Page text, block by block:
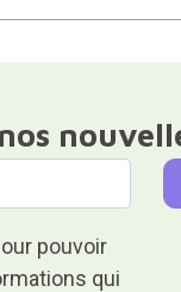
pouvoir
qui